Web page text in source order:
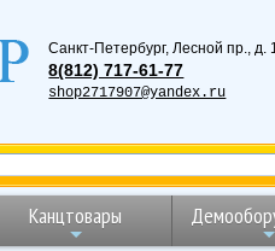
Санкт-Петербург, Лесной пр., д.
8(812) 717-61-77
shop2717907@yandex.ru
Канцтовары